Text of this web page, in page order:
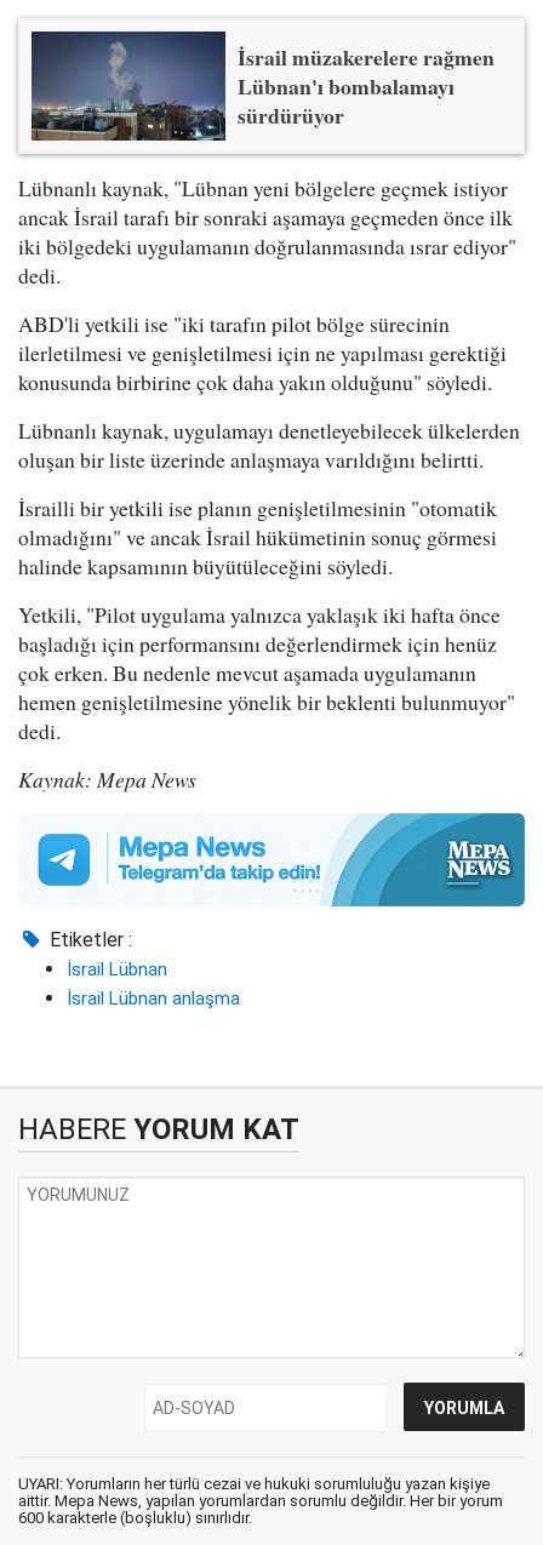
İsrail müzakerelere rağmen
Lübnan'ı bombalamayı
sürdürüyor
Lübnanlı kaynak, "Lübnan yeni bölgelere geçmek istiyor
ancak İsrail tarafı bir sonraki aşamaya geçmeden önce ilk
iki bölgedeki uygulamanın doğrulanmasında ısrar ediyor"
dedi.
ABD'li yetkili ise "iki tarafın pilot bölge sürecinin
ilerletilmesi ve genişletilmesi için ne yapılması gerektiği
konusunda birbirine çok daha yakın olduğunu" söyledi.
Lübnanlı kaynak, uygulamayı denetleyebilecek ülkelerden
oluşan bir liste üzerinde anlaşmaya varıldığını belirtti.
İsrailli bir yetkili ise planın genişletilmesinin "otomatik
olmadığını" ve ancak İsrail hükümetinin sonuç görmesi
halinde kapsamının büyütüleceğini söyledi.
Yetkili, "Pilot uygulama yalnızca yaklaşık iki hafta önce
başladığı için performansını değerlendirmek için henüz
çok erken. Bu nedenle mevcut aşamada uygulamanın
hemen genişletilmesine yönelik bir beklenti bulunmuyor"
dedi.
Kaynak: Mepa News
Etiketler :
İsrail Lübnan
İsrail Lübnan anlaşma
HABERE YORUM KAT
UYARI: Yorumların her türlü cezai ve hukuki sorumluluğu yazan kişiye
aittir. Mepa News, yapılan yorumlardan sorumlu değildir. Her bir yorum
600 karakterle (boşluklu) sınırlıdır.